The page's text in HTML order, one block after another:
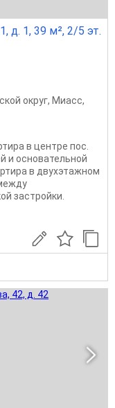
д. 1, 39 м², 2/5 эт.
округ, Миасс,
в центре пос.
и основательной
в двухэтажном
застройки.